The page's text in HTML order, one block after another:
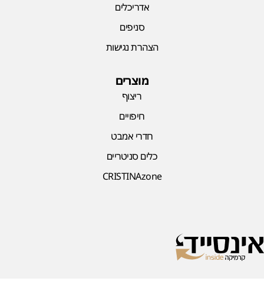
אדריכלים
סניפים
הצהרת נגישות
מוצרים
ריצוף
חיפויים
חדרי אמבט
כלים סניטריים
CRISTINAzone